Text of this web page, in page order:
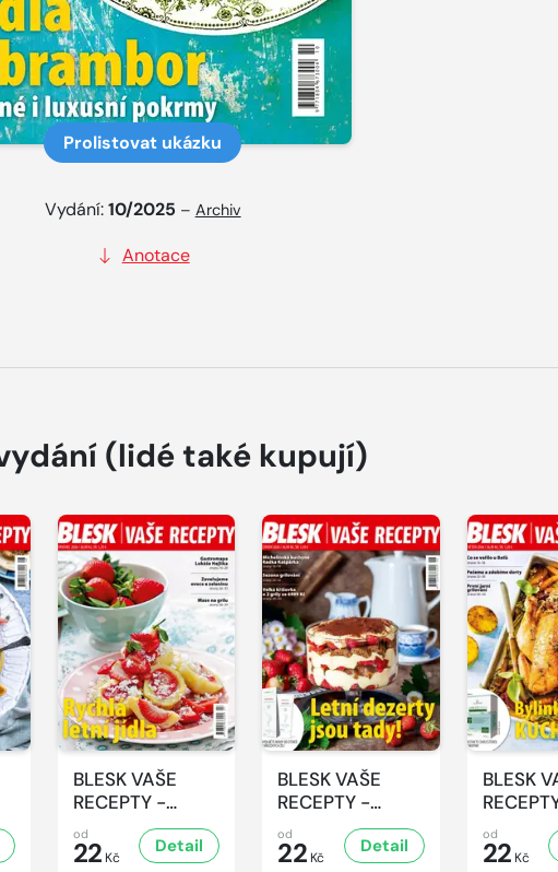
Prolistovat ukázku
Vydání:10/2025 – Archiv
Anotace
(lidé také kupují)
BLESK VAŠE
RECEPTY -
7/2026
od
22 Kč
Detail
BLESK VAŠE
RECEPTY -
6/2026
od
22 Kč
Detail
BLESK
5/2026
od
22 Kč